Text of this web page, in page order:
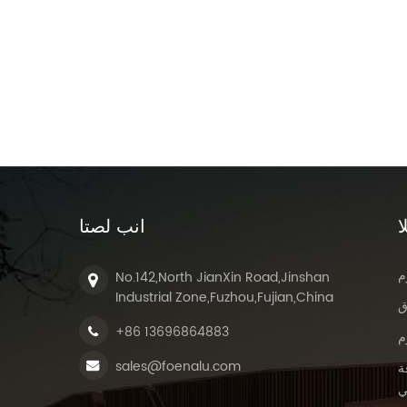
انب لصتا
No.142,North JianXin Road,Jinshan
Industrial Zone,Fuzhou,Fujian,China
+86 13696864883
sales@foenalu.com